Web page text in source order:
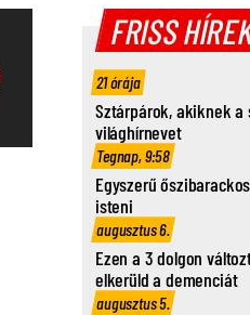
FRISS
21 órája
Sztárpárok, akiknek a
világhírnevet
Tegnap, 9:58
Egyszerű
isteni
augusztus 6.
Ezen a 3 dolgon
elkerüld a demenciát
augusztus 5.